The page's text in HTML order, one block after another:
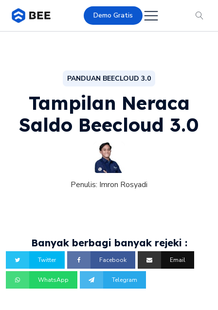
Demo Gratis
PANDUAN BEECLOUD 3.0
Tampilan Neraca
Saldo Beecloud 3.0
Penulis: Imron Rosyadi
Banyak berbagi banyak rejeki :
Twitter Facebook Email
WhatsApp Telegram